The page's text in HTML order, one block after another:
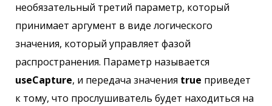
необязательный третий параметр, который
принимает аргумент в виде логического
значения, который управляет фазой
распространения. Параметр называется
useCapture, и передача значения true приведет
к тому, что прослушиватель будет находиться на